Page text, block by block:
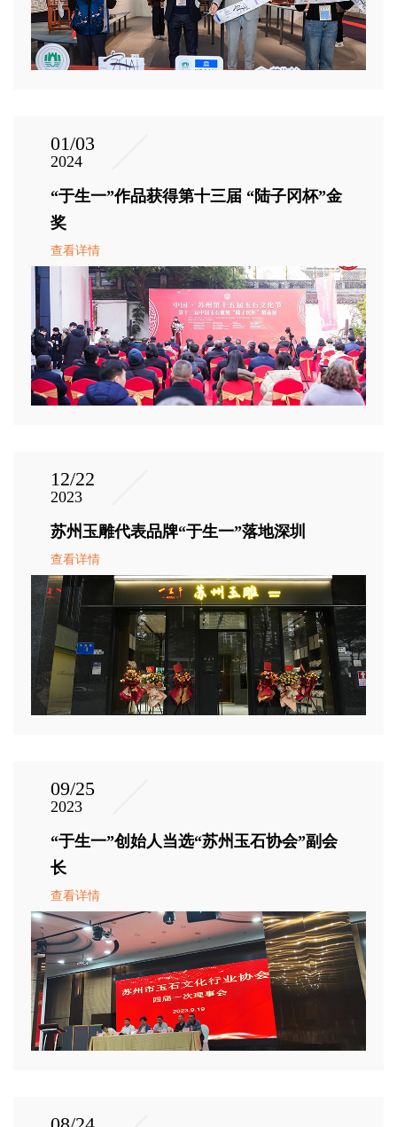
01/03
2024
“于生一”作品获得第十三届 “陆子冈杯”金
奖
查看详情
12/22
2023
苏州玉雕代表品牌“于生一”落地深圳
查看详情
09/25
2023
“于生一”创始人当选“苏州玉石协会”副会
长
查看详情